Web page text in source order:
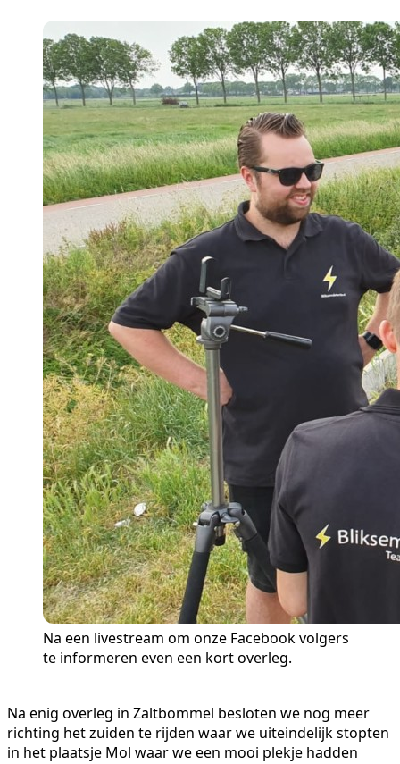
Na een livestream om onze Facebook volgers
te informeren even een kort overleg.
Na enig overleg in Zaltbommel besloten we nog meer
richting het zuiden te rijden waar we uiteindelijk stopten
in het plaatsje Mol waar we een mooi plekje hadden